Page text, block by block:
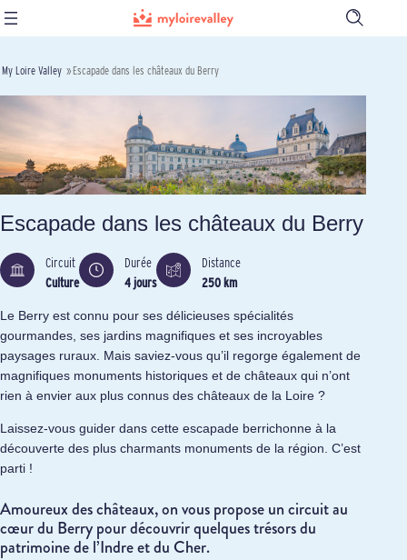
Ouvrir
la
My Loire Valley » Escapade dans les châteaux du Berry
Escapade dans les châteaux du Berry
Circuit
Culture
Durée
4 jours
Distance
250 km
Le Berry est connu pour ses délicieuses spécialités
gourmandes, ses jardins magnifiques et ses incroyables
paysages ruraux. Mais saviez-vous qu’il regorge également de
magnifiques monuments historiques et de châteaux qui n’ont
rien à envier aux plus connus des châteaux de la Loire ?
Laissez-vous guider dans cette escapade berrichonne à la
découverte des plus charmants monuments de la région. C’est
parti !
Amoureux des châteaux, on vous propose un circuit au
cœur du Berry pour découvrir quelques trésors du
patrimoine de l’Indre et du Cher.